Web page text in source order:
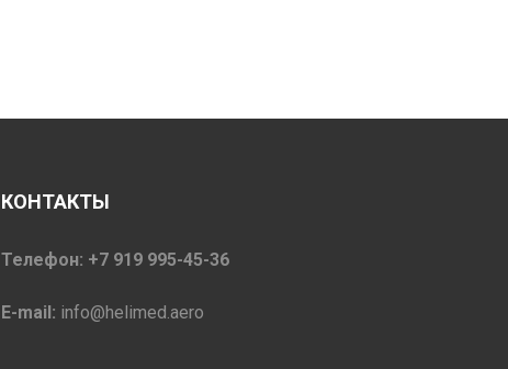
КОНТАКТЫ
Телефон: +7 919 995-45-36
E-mail: info@helimed.aero